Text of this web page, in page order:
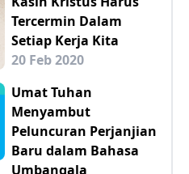
Tercermin Dalam
Setiap Kerja Kita
20 Feb 2020
Umat Tuhan
Menyambut
Peluncuran Perjanjian
Baru dalam Bahasa
Umbangala